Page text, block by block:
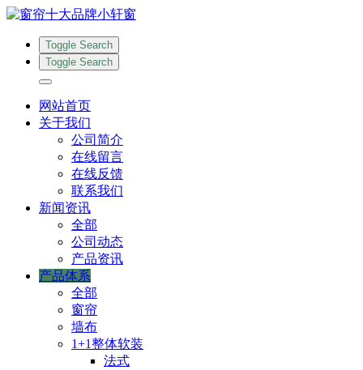
Toggle Search
Toggle Search
网站首页
关于我们
公司简介
在线留言
在线反馈
联系我们
新闻资讯
全部
公司动态
产品资讯
产品体系
全部
窗帘
墙布
1+1整体软装
法式